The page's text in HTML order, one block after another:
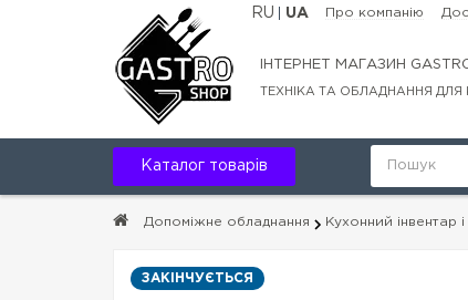
ІНТЕРНЕТ МАГАЗИН
ТЕХНІКА ТА ОБЛАДНАННЯ ДЛЯ
RU UA Про компанію
Каталог товарів
Допоміжне обладнання Кухонний інвентар
ЗАКІНЧУЄТЬСЯ